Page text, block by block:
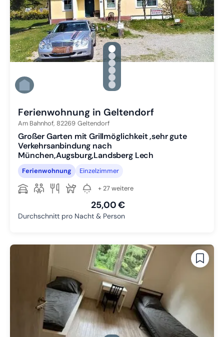
gallery.slide_selector
Zu Slide 1 wechseln
Zu Slide 2 wechseln
Zu Slide 3 wechseln
Zu Slide 4 wechseln
Zu Slide 5 wechseln
Zu Slide 6 wechseln
Ferienwohnung in Geltendorf
Am Bahnhof, 82269 Geltendorf
Großer Garten mit Grillmöglichkeit ,sehr gute
Verkehrsanbindung nach
München,Augsburg,Landsberg Lech
Ferienwohnung Einzelzimmer
+ 27 weitere
25,00 €
Durchschnitt pro Nacht & Person